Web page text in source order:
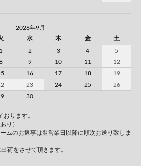
2026年9月
水 木 金 土
1 2 3 4
5
8 9 10 11
12
16 17 18
19
23 24 25
26
30
おります。
り）
ムのお返事は翌営業日以降に順次お送り致しま
荷をさせて頂きます。